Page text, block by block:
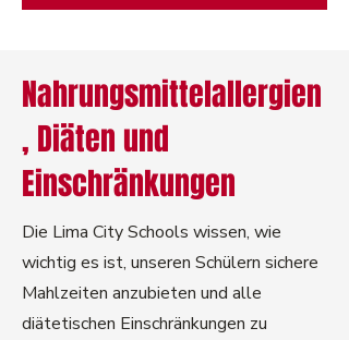
Nahrungsmittelallergien
, Diäten und
Einschränkungen
Die Lima City Schools wissen, wie
wichtig es ist, unseren Schülern sichere
Mahlzeiten anzubieten und alle
diätetischen Einschränkungen zu